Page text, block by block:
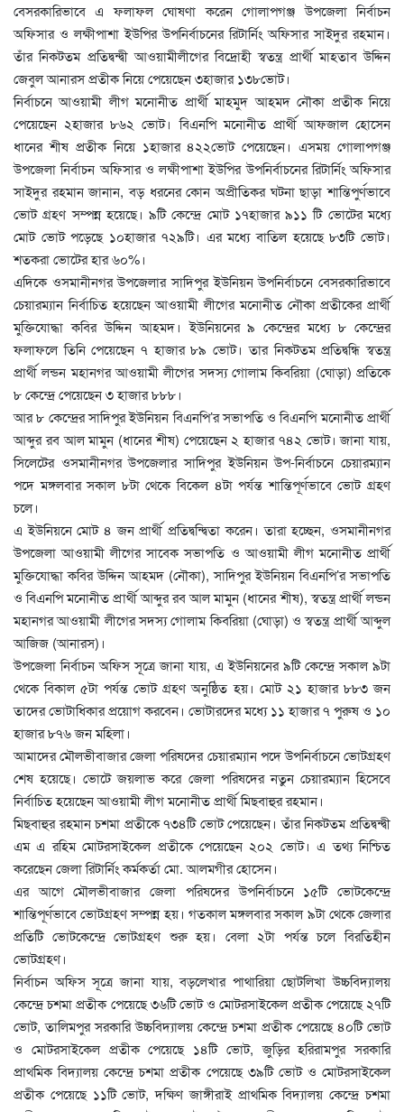
বেসরকারিভাবে এ ফলাফল ঘোষণা করেন গোলাপগঞ্জ উপজেলা নির্বাচন
অফিসার ও লক্ষীপাশা ইউপির উপনির্বাচনের রিটার্নিং অফিসার সাইদুর রহমান।
তাঁর নিকটতম প্রতিদ্বন্দ্বী আওয়ামীলীগের বিদ্রোহী স্বতন্ত্র প্রার্থী মাহতাব উদ্দিন
জেবুল আনারস প্রতীক নিয়ে পেয়েছেন ৩হাজার ১৩৮ভোট।
নির্বাচনে আওয়ামী লীগ মনোনীত প্রার্থী মাহমুদ আহমদ নৌকা প্রতীক নিয়ে
পেয়েছেন ২হাজার ৮৬২ ভোট। বিএনপি মনোনীত প্রার্থী আফজাল হোসেন
ধানের শীষ প্রতীক নিয়ে ১হাজার ৪২২ভোট পেয়েছেন। এসময় গোলাপগঞ্জ
উপজেলা নির্বাচন অফিসার ও লক্ষীপাশা ইউপির উপনির্বাচনের রিটার্নিং অফিসার
সাইদুর রহমান জানান, বড় ধরনের কোন অপ্রীতিকর ঘটনা ছাড়া শান্তিপুর্ণভাবে
ভোট গ্রহণ সম্পন্ন হয়েছে। ৯টি কেন্দ্রে মোট ১৭হাজার ৯১১ টি ভোটের মধ্যে
মোট ভোট পড়েছে ১০হাজার ৭২৯টি। এর মধ্যে বাতিল হয়েছে ৮৩টি ভোট।
শতকরা ভোটের হার ৬০%।
এদিকে ওসমানীনগর উপজেলার সাদিপুর ইউনিয়ন উপনির্বাচনে বেসরকারিভাবে
চেয়ারম্যান নির্বাচিত হয়েছেন আওয়ামী লীগের মনোনীত নৌকা প্রতীকের প্রার্থী
মুক্তিযোদ্ধা কবির উদ্দিন আহমদ। ইউনিয়নের ৯ কেন্দ্রের মধ্যে ৮ কেন্দ্রের
ফলাফলে তিনি পেয়েছেন ৭ হাজার ৮৯ ভোট। তার নিকটতম প্রতিদ্বন্ধি স্বতন্ত্র
প্রার্থী লন্ডন মহানগর আওয়ামী লীগের সদস্য গোলাম কিবরিয়া (ঘোড়া) প্রতিকে
৮ কেন্দ্রে পেয়েছেন ৩ হাজার ৮৮৮।
আর ৮ কেন্দ্রের সাদিপুর ইউনিয়ন বিএনপি’র সভাপতি ও বিএনপি মনোনীত প্রার্থী
আব্দুর রব আল মামুন (ধানের শীষ) পেয়েছেন ২ হাজার ৭৪২ ভোট। জানা যায়,
সিলেটের ওসমানীনগর উপজেলার সাদিপুর ইউনিয়ন উপ-নির্বাচনে চেয়ারম্যান
পদে মঙ্গলবার সকাল ৮টা থেকে বিকেল ৪টা পর্যন্ত শান্তিপূর্ণভাবে ভোট গ্রহণ
চলে।
এ ইউনিয়নে মোট ৪ জন প্রার্থী প্রতিদ্বন্দ্বিতা করেন। তারা হচ্ছেন, ওসমানীনগর
উপজেলা আওয়ামী লীগের সাবেক সভাপতি ও আওয়ামী লীগ মনোনীত প্রার্থী
মুক্তিযোদ্ধা কবির উদ্দিন আহমদ (নৌকা), সাদিপুর ইউনিয়ন বিএনপি’র সভাপতি
ও বিএনপি মনোনীত প্রার্থী আব্দুর রব আল মামুন (ধানের শীষ), স্বতন্ত্র প্রার্থী লন্ডন
মহানগর আওয়ামী লীগের সদস্য গোলাম কিবরিয়া (ঘোড়া) ও স্বতন্ত্র প্রার্থী আব্দুল
আজিজ (আনারস)।
উপজেলা নির্বাচন অফিস সূত্রে জানা যায়, এ ইউনিয়নের ৯টি কেন্দ্রে সকাল ৯টা
থেকে বিকাল ৫টা পর্যন্ত ভোট গ্রহণ অনুষ্ঠিত হয়। মোট ২১ হাজার ৮৮৩ জন
তাদের ভোটাধিকার প্রয়োগ করবেন। ভোটারদের মধ্যে ১১ হাজার ৭ পুরুষ ও ১০
হাজার ৮৭৬ জন মহিলা।
আমাদের মৌলভীবাজার জেলা পরিষদের চেয়ারম্যান পদে উপনির্বাচনে ভোটগ্রহণ
শেষ হয়েছে। ভোটে জয়লাভ করে জেলা পরিষদের নতুন চেয়ারম্যান হিসেবে
নির্বাচিত হয়েছেন আওয়ামী লীগ মনোনীত প্রার্থী মিছবাহুর রহমান।
মিছবাহুর রহমান চশমা প্রতীকে ৭৩৪টি ভোট পেয়েছেন। তাঁর নিকটতম প্রতিদ্বন্দ্বী
এম এ রহিম মোটরসাইকেল প্রতীকে পেয়েছেন ২০২ ভোট। এ তথ্য নিশ্চিত
করেছেন জেলা রিটার্নিং কর্মকর্তা মো. আলমগীর হোসেন।
এর আগে মৌলভীবাজার জেলা পরিষদের উপনির্বাচনে ১৫টি ভোটকেন্দ্রে
শান্তিপূর্ণভাবে ভোটগ্রহণ সম্পন্ন হয়। গতকাল মঙ্গলবার সকাল ৯টা থেকে জেলার
প্রতিটি ভোটকেন্দ্রে ভোটগ্রহণ শুরু হয়। বেলা ২টা পর্যন্ত চলে বিরতিহীন
ভোটগ্ৰহণ।
নির্বাচন অফিস সূত্রে জানা যায়, বড়লেখার পাথারিয়া ছোটলিখা উচ্চবিদ্যালয়
কেন্দ্রে চশমা প্রতীক পেয়েছে ৩৬টি ভোট ও মোটরসাইকেল প্রতীক পেয়েছে ২৭টি
ভোট, তালিমপুর সরকারি উচ্চবিদ্যালয় কেন্দ্রে চশমা প্রতীক পেয়েছে ৪০টি ভোট
ও মোটরসাইকেল প্রতীক পেয়েছে ১৪টি ভোট, জুড়ির হরিরামপুর সরকারি
প্রাথমিক বিদ্যালয় কেন্দ্রে চশমা প্রতীক পেয়েছে ৩৯টি ভোট ও মোটরসাইকেল
প্রতীক পেয়েছে ১১টি ভোট, দক্ষিণ জাঙ্গীরাই প্রাথমিক বিদ্যালয় কেন্দ্রে চশমা